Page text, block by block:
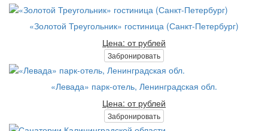
«Золотой Треугольник» гостиница (Санкт-Петербург)
Цена: от рублей
Забронировать
«Левада» парк-отель, Ленинградская обл.
Цена: от рублей
Забронировать